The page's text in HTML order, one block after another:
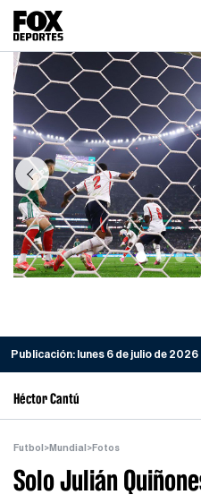
Previous
Publicación: lunes 6 de julio de 2026
Héctor Cantú
Futbol >Mundial >Fotos
Solo Julián